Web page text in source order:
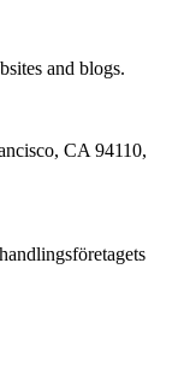
and blogs.
CA 94110,